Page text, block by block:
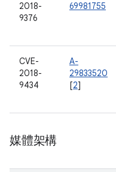
2018-
9376
69981755
CVE-
2018-
9434
A-
29833520
[2]
媒體架構